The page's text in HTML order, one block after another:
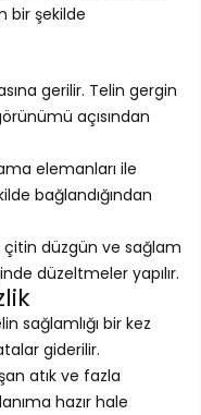
bir şekilde
gerilir. Telin gergin
açısından
elemanları ile
bağlandığından
çitin düzgün ve sağlam
düzeltmeler yapılır.
sağlamlığı bir kez
giderilir.
atık ve fazla
hazır hale